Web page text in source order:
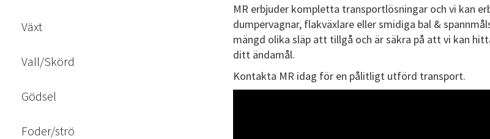
Växt
Vall/Skörd
Gödsel
Foder/strö
MR erbjuder kompletta transportlösningar och vi kan
dumpervagnar, flakväxlare eller smidiga bal &
mängd olika släp att tillgå och är säkra på att vi kan
ditt ändamål.
Kontakta MR idag för en pålitligt utförd transport.